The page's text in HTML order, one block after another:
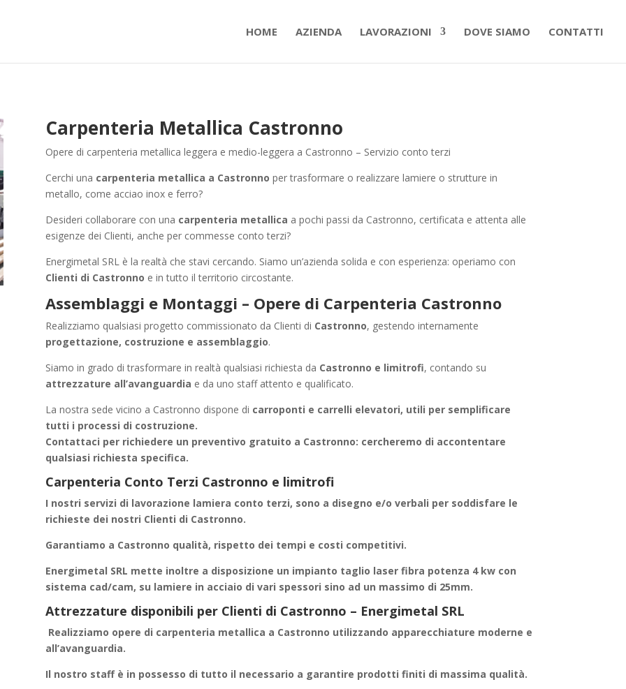
HOME AZIENDA LAVORAZIONI DOVE SIAMO CONTATTI
Carpenteria Metallica Castronno
Opere di carpenteria metallica leggera e medio-leggera a Castronno – Servizio conto terzi
Cerchi una carpenteria metallica a Castronno per trasformare o realizzare lamiere o strutture in
metallo, come acciao inox e ferro?
Desideri collaborare con una carpenteria metallica a pochi passi da Castronno, certificata e attenta alle
esigenze dei Clienti, anche per commesse conto terzi?
Energimetal SRL è la realtà che stavi cercando. Siamo un’azienda solida e con esperienza: operiamo con
Clienti di Castronno e in tutto il territorio circostante.
Assemblaggi e Montaggi – Opere di Carpenteria Castronno
Realizziamo qualsiasi progetto commissionato da Clienti di Castronno, gestendo internamente
progettazione, costruzione e assemblaggio.
Siamo in grado di trasformare in realtà qualsiasi richiesta da Castronno e limitrofi, contando su
attrezzature all’avanguardia e da uno staff attento e qualificato.
La nostra sede vicino a Castronno dispone di carroponti e carrelli elevatori, utili per semplificare
tutti i processi di costruzione.
Contattaci per richiedere un preventivo gratuito a Castronno: cercheremo di accontentare
qualsiasi richiesta specifica.
Carpenteria Conto Terzi Castronno e limitrofi
I nostri servizi di lavorazione lamiera conto terzi, sono a disegno e/o verbali per soddisfare le
richieste dei nostri Clienti di Castronno.
Garantiamo a Castronno qualità, rispetto dei tempi e costi competitivi.
Energimetal SRL mette inoltre a disposizione un impianto taglio laser fibra potenza 4 kw con
sistema cad/cam, su lamiere in acciaio di vari spessori sino ad un massimo di 25mm.
Attrezzature disponibili per Clienti di Castronno – Energimetal SRL
Realizziamo opere di carpenteria metallica a Castronno utilizzando apparecchiature moderne e
all’avanguardia.
Il nostro staff è in possesso di tutto il necessario a garantire prodotti finiti di massima qualità.